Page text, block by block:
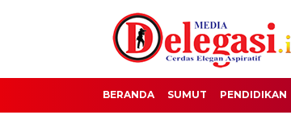
BERANDA SUMUT PENDIDIKAN